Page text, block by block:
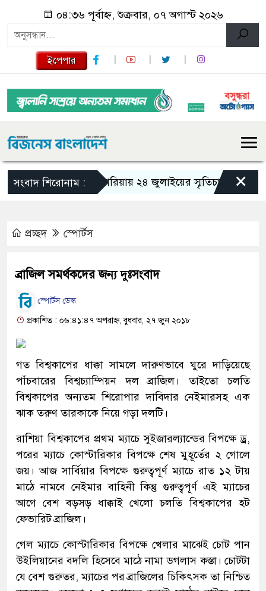
০৪:৩৬ পূর্বাহ্ন, শুক্রবার, ০৭ অগাস্ট ২০২৬
ইপেপার
সংবাদ শিরোনাম :গজারিয়ায় ২৪ জুলাইয়ের স্মৃতিচারণ: গুমের×
প্রচ্ছদ স্পোর্টস
ব্রাজিল সমর্থকদের জন্য দুঃসংবাদ
স্পোর্টস ডেস্ক
প্রকাশিত : ০৬:৪১:৪৭ অপরাহ্ন, বুধবার, ২৭ জুন ২০১৮
গত বিশ্বকাপের ধাক্কা সামলে দারুণভাবে ঘুরে দাড়িয়েছে
পাঁচবারের বিশ্বচ্যাম্পিয়ন দল ব্রাজিল। তাইতো চলতি
বিশ্বকাপের অন্যতম শিরোপার দাবিদার নেইমারসহ এক
ঝাক তরুণ তারকাকে নিয়ে গড়া দলটি।
রাশিয়া বিশ্বকাপের প্রথম ম্যাচে সুইজারল্যান্ডের বিপক্ষে ড্র,
পরের ম্যাচে কোস্টারিকার বিপক্ষে শেষ মুহূর্তের ২ গোলে
জয়। আজ সার্বিয়ার বিপক্ষে গুরুত্বপূর্ণ ম্যাচে রাত ১২ টায়
মাঠে নামবে নেইমার বাহিনী কিন্তু গুরুত্বপূর্ণ এই ম্যাচের
আগে বেশ বড়সড় ধাক্কাই খেলো চলতি বিশ্বকাপের হট
ফেভারিট ব্রাজিল।
গেল ম্যাচে কোস্টারিকার বিপক্ষে খেলার মাঝেই চোট পান
উইলিয়ানের বদলি হিসেবে মাঠে নামা ডগলাস কস্তা। চোটটা
যে বেশ গুরুতর, ম্যাচের পর ব্রাজিলের চিকিৎসক তা নিশ্চিত